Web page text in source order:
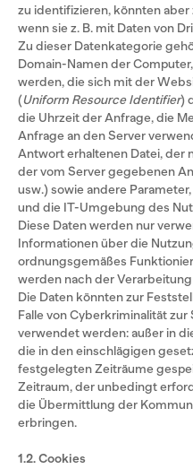
zu identifizieren, könnten
wenn sie z. B. mit Daten von
Zu dieser Datenkategorie
Domain-Namen der
werden, die sich mit der
(Uniform Resource Identifier)
die Uhrzeit der Anfrage, die
Anfrage an den Server
Antwort erhaltenen Datei, der
der vom Server gegebenen
usw.) sowie andere
und die IT-Umgebung des
Diese Daten werden nur
Informationen über die
ordnungsgemäßes
werden nach der
Die Daten könnten zur
Falle von Cyberkriminalität
verwendet werden: außer in
die in den einschlägigen
festgelegten Zeiträume
Zeitraum, der unbedingt
die Übermittlung der
erbringen.
1.2. Cookies